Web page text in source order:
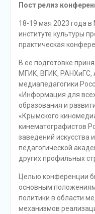
Пост релиз
18-19 мая 2023 года
институте культуры
практическая
В ее подготовке
МГИК, ВГИК, РАНХиГС,
медиапедагогики
«Информация для
образования и
«Крымского
кинематографистов
заведений искусства
педагогической
других профильных
Целью конференции
основным
политики в области
механизмов